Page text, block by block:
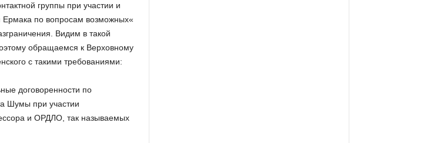
группы при участии и
Ермака по вопросам возможных«
Видим в такой
обращаемся к Верховному
с такими требованиями:
договоренности по
Шумы при участии
и ОРДЛО, так называемых